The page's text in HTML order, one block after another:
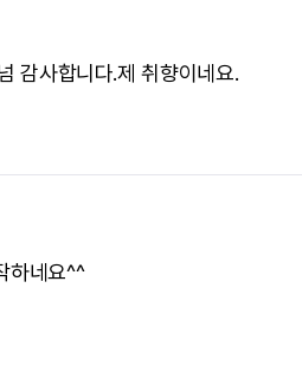
감사합니다.제 취향이네요.
하네요^^